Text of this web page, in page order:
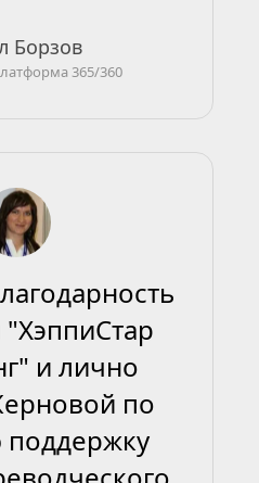
Борзов
365/360
и лично
по
поддержку